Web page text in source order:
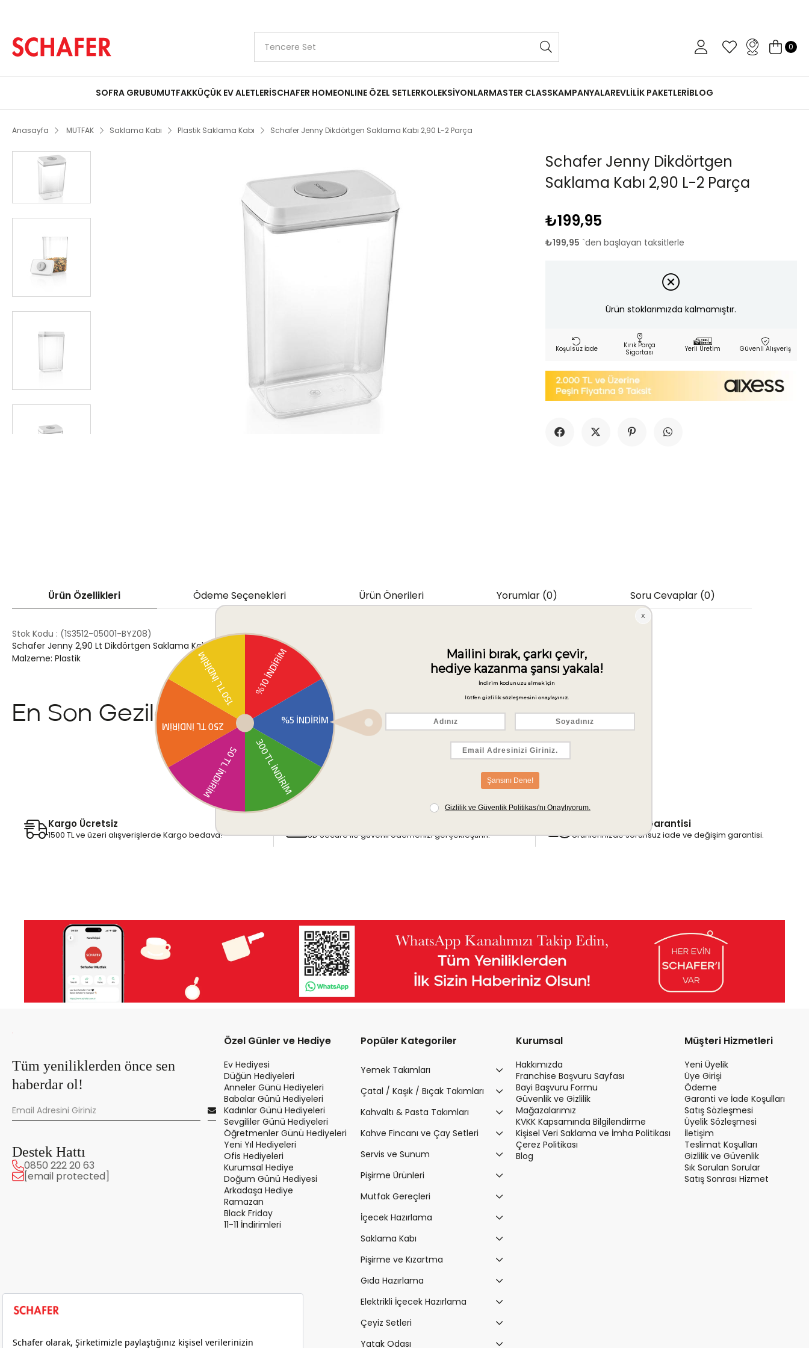
0
SOFRA GRUBUMUTFAKKÜÇÜK EV ALETLERİSCHAFER HOMEONLINE ÖZEL SETLERKOLEKSİYONLARMASTER CLASSKAMPANYALAREVLİLİK PAKETLERİBLOG
Anasayfa MUTFAK Saklama Kabı Plastik Saklama Kabı Schafer Jenny Dikdörtgen Saklama Kabı 2,90 L-2 Parça
Schafer Jenny Dikdörtgen
Saklama Kabı 2,90 L-2 Parça
₺199,95
₺199,95 `den başlayan taksitlerle
Ürün stoklarımızda kalmamıştır.
Koşulsuz İade
Kırık Parça
Sigortası
Yerli Üretim Güvenli Alışveriş
Ürün Özellikleri Ödeme Seçenekleri Ürün Önerileri Yorumlar (0) Soru Cevaplar (0)
Stok Kodu
(1S3512-05001-BYZ08)
Schafer Jenny 2,90 Lt Dikdörtgen Saklama Kabı-2 Parça
Malzeme: Plastik
En Son Gezilenler
Kargo Ücretsiz
1500 TL ve üzeri alışverişlerde Kargo bedava! 3D Secure ile güvenli ödemenizi gerçekleştirin.
İade & Değişim Garantisi
Ürünlerinizde sorunsuz iade ve değişim garantisi.
Tüm yeniliklerden önce sen
haberdar ol!
Destek Hattı
0850 222 20 63
[email protected]
Özel Günler ve Hediye
Ev Hediyesi
Düğün Hediyeleri
Anneler Günü Hediyeleri
Babalar Günü Hediyeleri
Kadınlar Günü Hediyeleri
Sevgililer Günü Hediyeleri
Öğretmenler Günü Hediyeleri
Yeni Yıl Hediyeleri
Ofis Hediyeleri
Kurumsal Hediye
Doğum Günü Hediyesi
Arkadaşa Hediye
Ramazan
Black Friday
11-11 İndirimleri
Popüler Kategoriler
Yemek Takımları
Çatal / Kaşık / Bıçak Takımları
Kahvaltı & Pasta Takımları
Kahve Fincanı ve Çay Setleri
Servis ve Sunum
Pişirme Ürünleri
Mutfak Gereçleri
İçecek Hazırlama
Saklama Kabı
Pişirme ve Kızartma
Gıda Hazırlama
Elektrikli İçecek Hazırlama
Çeyiz Setleri
Yatak Odası
Kurumsal
Hakkımızda
Franchise Başvuru Sayfası
Bayi Başvuru Formu
Güvenlik ve Gizlilik
Mağazalarımız
KVKK Kapsamında Bilgilendirme
Kişisel Veri Saklama ve İmha Politikası
Çerez Politikası
Blog
Müşteri Hizmetleri
Yeni Üyelik
Üye Girişi
Ödeme
Garanti ve İade Koşulları
Satış Sözleşmesi
Üyelik Sözleşmesi
İletişim
Teslimat Koşulları
Gizlilik ve Güvenlik
Sık Sorulan Sorular
Satış Sonrası Hizmet
Schafer Jenny Dikdörtgen Saklama Kabı 2,90 L-2 Parça ₺199,95